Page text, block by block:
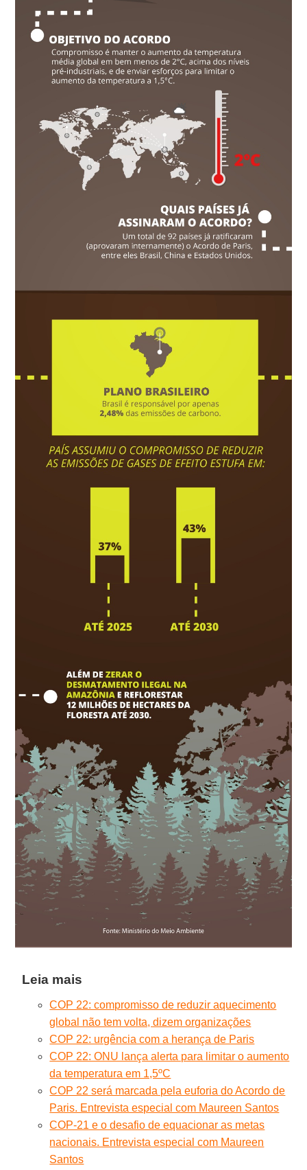
Leia mais
COP 22: compromisso de reduzir aquecimento
global não tem volta, dizem organizações
COP 22: urgência com a herança de Paris
COP 22: ONU lança alerta para limitar o aumento
da temperatura em 1,5ºC
COP 22 será marcada pela euforia do Acordo de
Paris. Entrevista especial com Maureen Santos
COP-21 e o desafio de equacionar as metas
nacionais. Entrevista especial com Maureen
Santos